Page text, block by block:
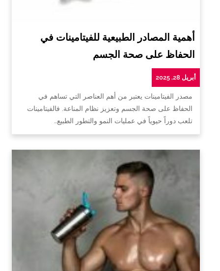
أهمية المصادر الطبيعية للفيتامينات في
الحفاظ على صحة الجسم
أبريل 28, 2025
مصدر الفيتامينات يعتبر من أهم العناصر التي تساهم في
الحفاظ على صحة الجسم وتعزيز نظام المناعة. فالفيتامينات
تلعب دوراً حيوياً في عمليات النمو والتطور الطبيع…